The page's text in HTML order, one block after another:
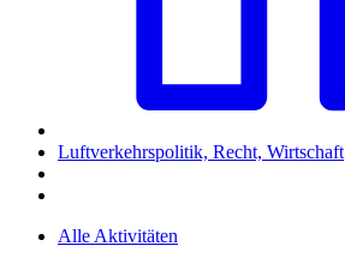
Luftverkehrspolitik, Recht, Wirtschaft
Alle Aktivitäten